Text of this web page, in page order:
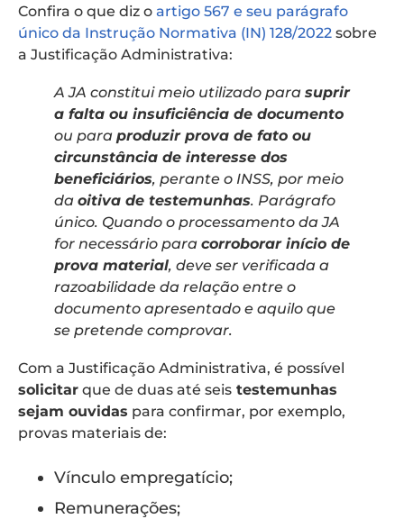
Confira o que diz o artigo 567 e seu parágrafo
único da Instrução Normativa (IN) 128/2022 sobre
a Justificação Administrativa:
A JA constitui meio utilizado para suprir
a falta ou insuficiência de documento
ou para produzir prova de fato ou
circunstância de interesse dos
beneficiários, perante o INSS, por meio
da oitiva de testemunhas. Parágrafo
único. Quando o processamento da JA
for necessário para corroborar início de
prova material, deve ser verificada a
razoabilidade da relação entre o
documento apresentado e aquilo que
se pretende comprovar.
Com a Justificação Administrativa, é possível
solicitar que de duas até seis testemunhas
sejam ouvidas para confirmar, por exemplo,
provas materiais de:
Vínculo empregatício;
Remunerações;